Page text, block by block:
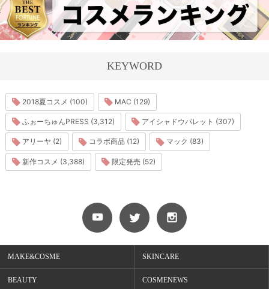
KEYWORD
2018夏コスメ (100) MAC (129)
ふぉーちゅんPRESS (3,312) アイシャドウパレット (307)
アリーヤ (2) コラボ商品 (12) マック (83)
新作コスメ (3,388) 限定発売 (52)
MAKE&COSME SKINCARE
BEAUTY COSMENEWS